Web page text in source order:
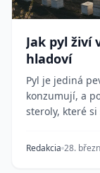
Jak pyl živí
hladoví
Pyl je jediná
konzumují, a
steroly, které
Redakcia 28.